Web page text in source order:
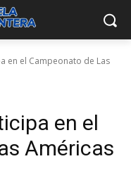
en el Campeonato de Las
en el
Américas